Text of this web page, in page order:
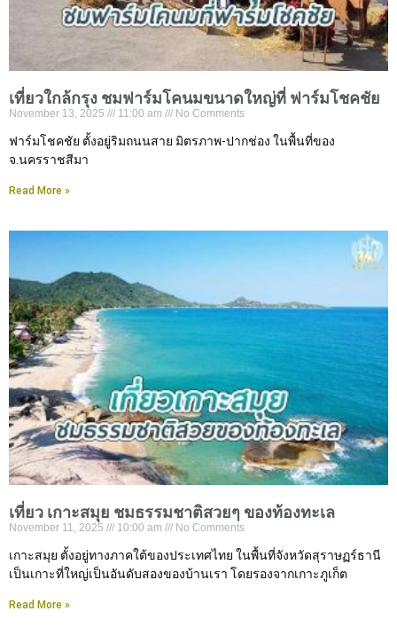
เที่ยวใกล้กรุง ชมฟาร์มโคนมขนาดใหญ่ที่ ฟาร์มโชคชัย
November 13, 2025 11:00 am No Comments
ฟาร์มโชคชัย ตั้งอยู่ริมถนนสาย มิตรภาพ-ปากช่อง ในพื้นที่ของ
จ.นครราชสีมา
Read More »
เที่ยว เกาะสมุย ชมธรรมชาติสวยๆ ของท้องทะเล
November 11, 2025 10:00 am No Comments
เกาะสมุย ตั้งอยู่ทางภาคใต้ของประเทศไทย ในพื้นที่จังหวัดสุราษฏร์ธานี
เป็นเกาะที่ใหญ่เป็นอันดับสองของบ้านเรา โดยรองจากเกาะภูเก็ต
Read More »